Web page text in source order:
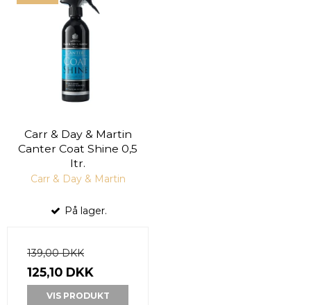
Carr & Day & Martin
Canter Coat Shine 0,5
ltr.
Carr & Day & Martin
På lager.
139,00 DKK
125,10 DKK
VIS PRODUKT